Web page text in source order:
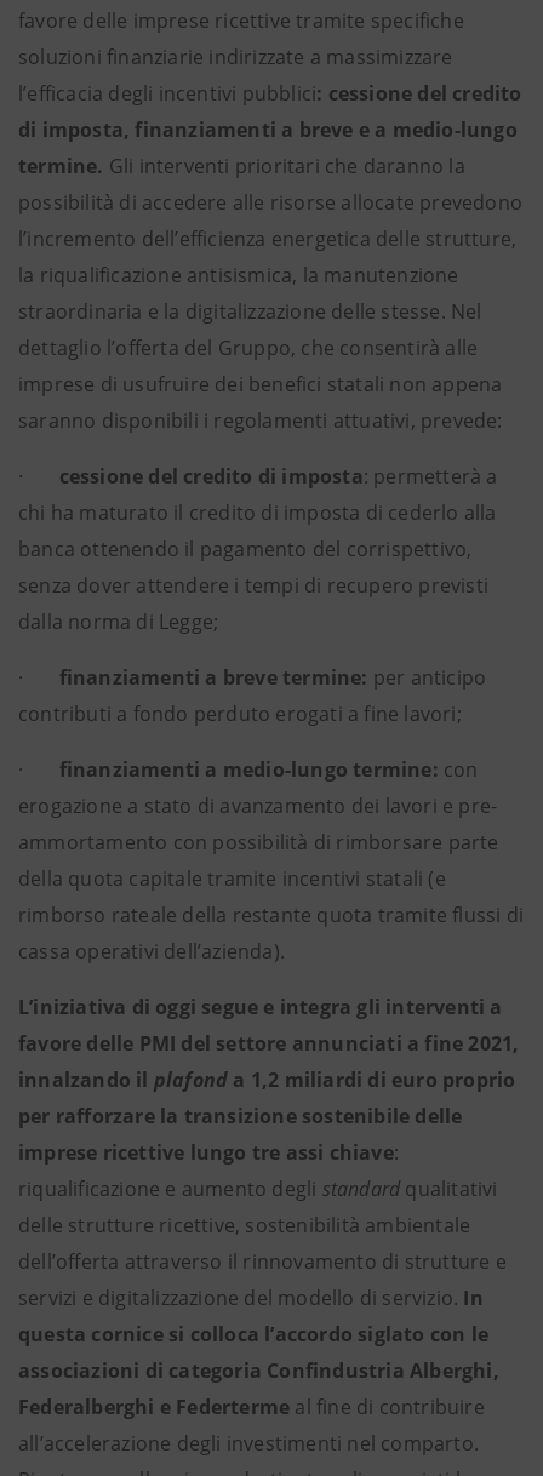
favore delle imprese ricettive tramite specifiche
soluzioni finanziarie indirizzate a massimizzare
l’efficacia degli incentivi pubblici: cessione del credito
di imposta, finanziamenti a breve e a medio-lungo
termine. Gli interventi prioritari che daranno la
possibilità di accedere alle risorse allocate prevedono
l’incremento dell’efficienza energetica delle strutture,
la riqualificazione antisismica, la manutenzione
straordinaria e la digitalizzazione delle stesse. Nel
dettaglio l’offerta del Gruppo, che consentirà alle
imprese di usufruire dei benefici statali non appena
saranno disponibili i regolamenti attuativi, prevede:
· cessione del credito di imposta: permetterà a
chi ha maturato il credito di imposta di cederlo alla
banca ottenendo il pagamento del corrispettivo,
senza dover attendere i tempi di recupero previsti
dalla norma di Legge;
· finanziamenti a breve termine: per anticipo
contributi a fondo perduto erogati a fine lavori;
· finanziamenti a medio-lungo termine: con
erogazione a stato di avanzamento dei lavori e pre-
ammortamento con possibilità di rimborsare parte
della quota capitale tramite incentivi statali (e
rimborso rateale della restante quota tramite flussi di
cassa operativi dell’azienda).
L’iniziativa di oggi segue e integra gli interventi a
favore delle PMI del settore annunciati a fine 2021,
innalzando il plafond a 1,2 miliardi di euro proprio
per rafforzare la transizione sostenibile delle
imprese ricettive lungo tre assi chiave:
riqualificazione e aumento degli standard qualitativi
delle strutture ricettive, sostenibilità ambientale
dell’offerta attraverso il rinnovamento di strutture e
servizi e digitalizzazione del modello di servizio. In
questa cornice si colloca l’accordo siglato con le
associazioni di categoria Confindustria Alberghi,
Federalberghi e Federterme al fine di contribuire
all’accelerazione degli investimenti nel comparto.